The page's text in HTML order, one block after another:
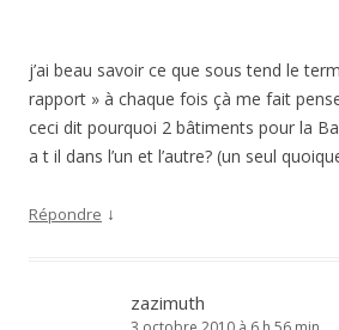
j’ai beau savoir ce que sous tend le
rapport » à chaque fois çà me fait
ceci dit pourquoi 2 bâtiments pour la
a t il dans l’un et l’autre? (un seul
Répondre ↓
zazimuth